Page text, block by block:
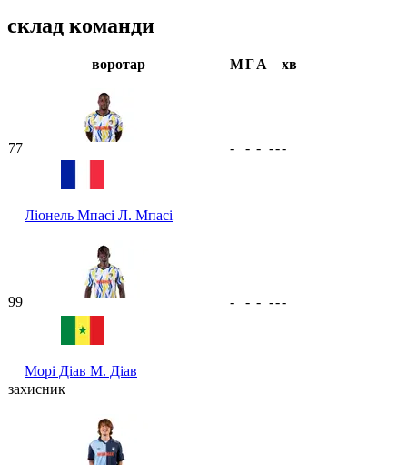
склад команди
воротар МГА хв
77
Ліонель Мпасі Л. Мпасі
- - - ---
99
Морі Діав М. Діав
- - - ---
захисник